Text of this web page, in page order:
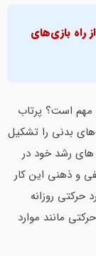
راه بازی‌های
مهم است؟ پرتاب
بدنی را تشکیل
های رشد خود در
و ذهنی این کار
حرکتی روزانه
مانند موارد